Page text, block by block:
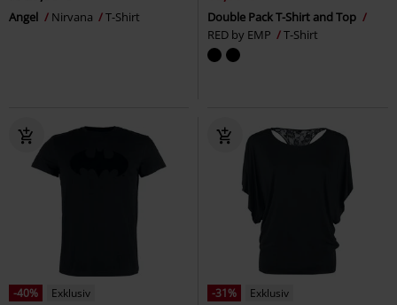
Angel Nirvana T-Shirt
Double Pack T-Shirt and Top
RED by EMP
T-Shirt
-40%
Exklusiv
-31%
Exklusiv